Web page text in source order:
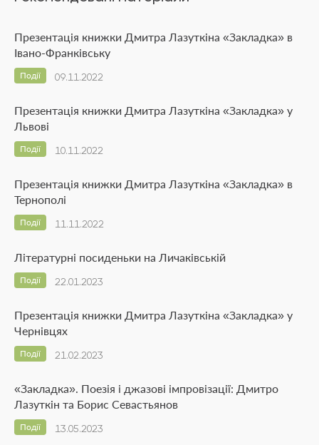
Презентація книжки Дмитра Лазуткіна «Закладка» в
Івано-Франківську
09.11.2022
Події
Презентація книжки Дмитра Лазуткіна «Закладка» у
Львові
10.11.2022
Події
Презентація книжки Дмитра Лазуткіна «Закладка» в
Тернополі
11.11.2022
Події
Літературні посиденьки на Личаківській
22.01.2023
Події
Презентація книжки Дмитра Лазуткіна «Закладка» у
Чернівцях
21.02.2023
Події
«Закладка». Поезія і джазові імпровізації: Дмитро
Лазуткін та Борис Севастьянов
13.05.2023
Події